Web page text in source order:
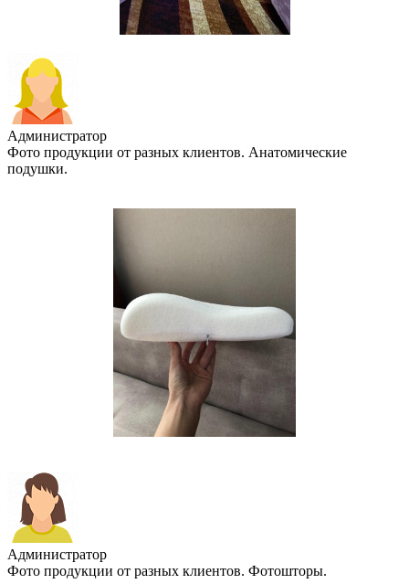
Администратор
Фото продукции от разных клиентов. Анатомические
подушки.
Администратор
Фото продукции от разных клиентов. Фотошторы.